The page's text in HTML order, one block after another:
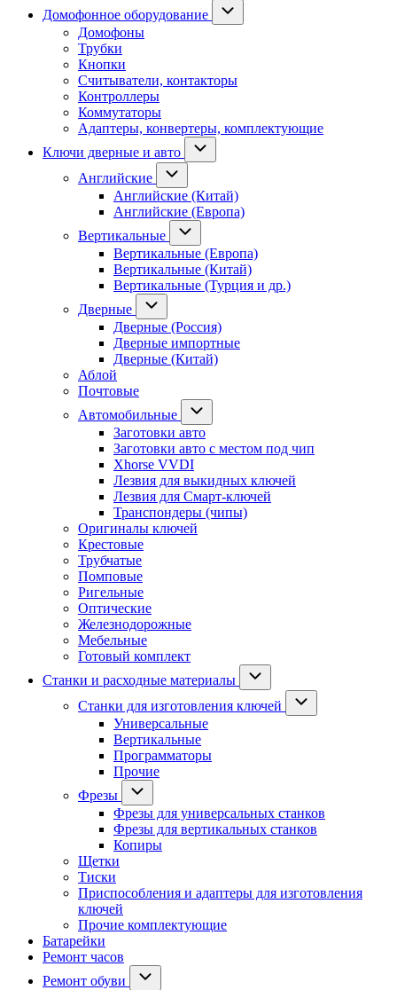
Домофонное оборудование
Домофоны
Трубки
Кнопки
Считыватели, контакторы
Контроллеры
Коммутаторы
Адаптеры, конвертеры, комплектующие
Ключи дверные и авто
Английские
Английские (Китай)
Английские (Европа)
Вертикальные
Вертикальные (Европа)
Вертикальные (Китай)
Вертикальные (Турция и др.)
Дверные
Дверные (Россия)
Дверные импортные
Дверные (Китай)
Аблой
Почтовые
Автомобильные
Заготовки авто
Заготовки авто с местом под чип
Xhorse VVDI
Лезвия для выкидных ключей
Лезвия для Смарт-ключей
Транспондеры (чипы)
Оригиналы ключей
Крестовые
Трубчатые
Помповые
Ригельные
Оптические
Железнодорожные
Мебельные
Готовый комплект
Станки и расходные материалы
Станки для изготовления ключей
Универсальные
Вертикальные
Программаторы
Прочие
Фрезы
Фрезы для универсальных станков
Фрезы для вертикальных станков
Копиры
Щетки
Тиски
Приспособления и адаптеры для изготовления
ключей
Прочие комплектующие
Батарейки
Ремонт часов
Ремонт обуви